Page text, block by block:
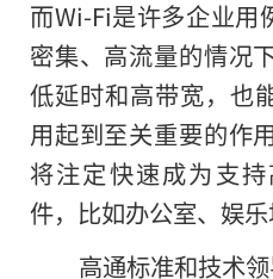
而Wi-Fi是许多企业用
密集、高流量的情况
低延时和高带宽，也
用起到至关重要的作
将注定快速成为支
件，比如办公室、娱乐
高通标准和技术